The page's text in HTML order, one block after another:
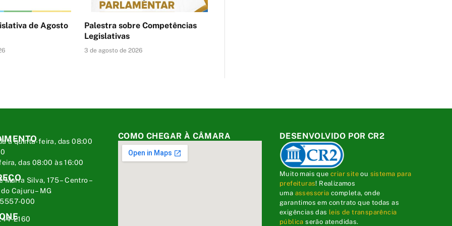
de Agosto
Palestra sobre Competências
Legislativas
3 de agosto de 2026
a quinta-feira, das 08:00
das 08:00 às 16:00
Marra Silva, 175 – Centro –
Cajuru – MG
000
2160
COMO CHEGAR À CÂMARA DESENVOLVIDO POR CR2
Muito mais quecriar site ou sistema para
prefeituras! Realizamos
uma assessoria completa, onde
garantimos em contrato que todas as
exigências das leis de transparência
pública serão atendidas.